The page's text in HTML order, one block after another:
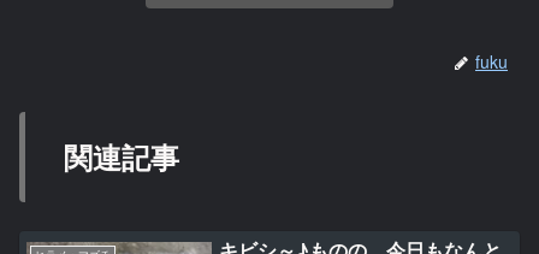
fuku
関連記事